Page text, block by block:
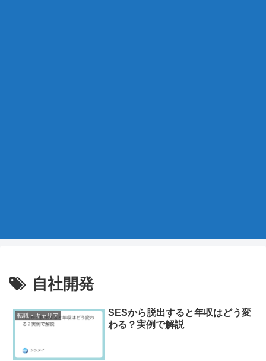
自社開発
転職・キャリア
SESから脱出すると年収はどう変
わる？実例で解説